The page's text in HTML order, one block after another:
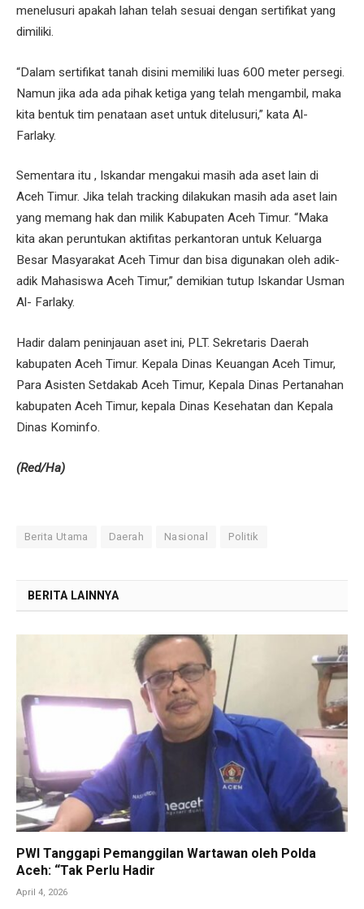
menelusuri apakah lahan telah sesuai dengan sertifikat yang
dimiliki.
“Dalam sertifikat tanah disini memiliki luas 600 meter persegi.
Namun jika ada ada pihak ketiga yang telah mengambil, maka
kita bentuk tim penataan aset untuk ditelusuri,” kata Al-
Farlaky.
Sementara itu , Iskandar mengakui masih ada aset lain di
Aceh Timur. Jika telah tracking dilakukan masih ada aset lain
yang memang hak dan milik Kabupaten Aceh Timur. “Maka
kita akan peruntukan aktifitas perkantoran untuk Keluarga
Besar Masyarakat Aceh Timur dan bisa digunakan oleh adik-
adik Mahasiswa Aceh Timur,” demikian tutup Iskandar Usman
Al- Farlaky.
Hadir dalam peninjauan aset ini, PLT. Sekretaris Daerah
kabupaten Aceh Timur. Kepala Dinas Keuangan Aceh Timur,
Para Asisten Setdakab Aceh Timur, Kepala Dinas Pertanahan
kabupaten Aceh Timur, kepala Dinas Kesehatan dan Kepala
Dinas Kominfo.
(Red/Ha)
Berita Utama Daerah Nasional Politik
BERITA LAINNYA
PWI Tanggapi Pemanggilan Wartawan oleh Polda
Aceh: “Tak Perlu Hadir
April 4, 2026